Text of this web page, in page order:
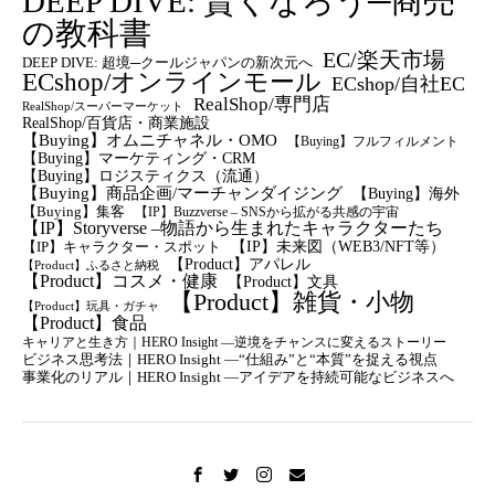
の教科書
DEEP DIVE: 超境─クールジャパンの新次元へ EC/楽天市場
ECshop/オンラインモール ECshop/自社EC
RealShop/スーパーマーケット RealShop/専門店
RealShop/百貨店・商業施設
【Buying】オムニチャネル・OMO
【Buying】フルフィルメント
【Buying】マーケティング・CRM
【buying】ロジスティクス（流通）
【Buying】商品企画/マーチャンダイジング 【Buying】海外
【Buying】集客 【IP】Buzzverse – SNSから拡がる共感の宇宙
【IP】Storyverse –物語から生まれたキャラクターたち
【IP】キャラクター・スポット 【IP】未来図（WEB3/NFT等）
【Product】ふるさと納税 【Product】アパレル
【Product】コスメ・健康 【Product】文具
【Product】玩具・ガチャ 【Product】雑貨・小物
【Product】食品
キャリアと生き方｜HERO Insight —逆境をチャンスに変えるストーリー
ビジネス思考法｜HERO Insight —“仕組み”と“本質”を捉える視点
事業化のリアル｜HERO Insight —アイデアを持続可能なビジネスへ